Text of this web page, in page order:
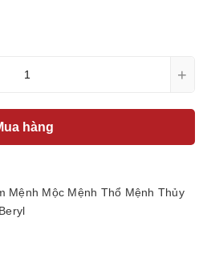
+
hàng
Mệnh Mộc Mệnh Thổ Mệnh Thủy
Beryl